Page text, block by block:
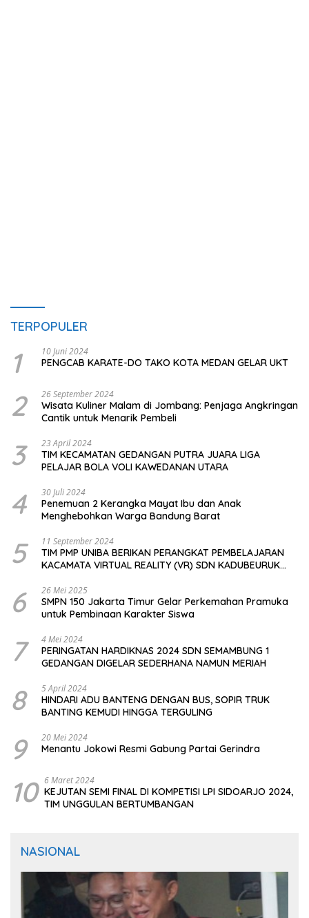
TERPOPULER
1 10 Juni 2024
PENGCAB KARATE-DO TAKO KOTA MEDAN GELAR UKT
2 26 September 2024
Wisata Kuliner Malam di Jombang: Penjaga Angkringan
Cantik untuk Menarik Pembeli
3 23 April 2024
TIM KECAMATAN GEDANGAN PUTRA JUARA LIGA
PELAJAR BOLA VOLI KAWEDANAN UTARA
4 30 Juli 2024
Penemuan 2 Kerangka Mayat Ibu dan Anak
Menghebohkan Warga Bandung Barat
5 11 September 2024
TIM PMP UNIBA BERIKAN PERANGKAT PEMBELAJARAN
KACAMATA VIRTUAL REALITY (VR) SDN KADUBEURUK
6 26 Mei 2025
SMPN 150 Jakarta Timur Gelar Perkemahan Pramuka
untuk Pembinaan Karakter Siswa
7 4 Mei 2024
PERINGATAN HARDIKNAS 2024 SDN SEMAMBUNG 1
GEDANGAN DIGELAR SEDERHANA NAMUN MERIAH
8 5 April 2024
HINDARI ADU BANTENG DENGAN BUS, SOPIR TRUK
BANTING KEMUDI HINGGA TERGULING
9 20 Mei 2024
Menantu Jokowi Resmi Gabung Partai Gerindra
10 6 Maret 2024
KEJUTAN SEMI FINAL DI KOMPETISI LPI SIDOARJO 2024,
TIM UNGGULAN BERTUMBANGAN
NASIONAL